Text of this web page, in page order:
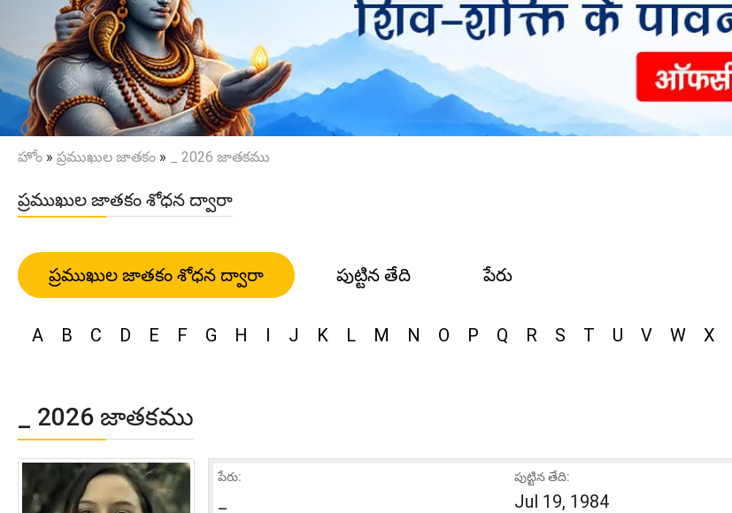
హోం » ప్రముఖుల జాతకం » _ 2026 జాతకము
ప్రముఖుల జాతకం శోధన ద్వారా
ప్రముఖుల జాతకం శోధన ద్వారా పుట్టిన తేది పేరు
A B C D E F G H I J K L M N O P Q R S T U V W X
_ 2026 జాతకము
పేరు: పుట్టిన తేది:
Jul 19, 1984